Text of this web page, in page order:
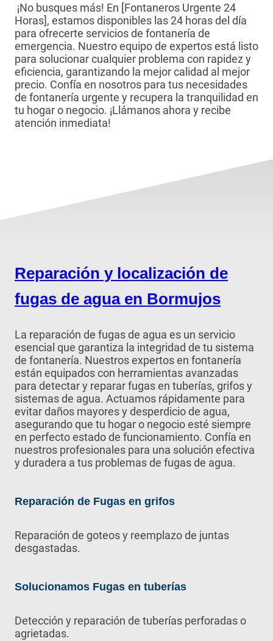
¡No busques más! En [Fontaneros Urgente 24
Horas], estamos disponibles las 24 horas del día
para ofrecerte servicios de fontanería de
emergencia. Nuestro equipo de expertos está listo
para solucionar cualquier problema con rapidez y
eficiencia, garantizando la mejor calidad al mejor
precio. Confía en nosotros para tus necesidades
de fontanería urgente y recupera la tranquilidad en
tu hogar o negocio. ¡Llámanos ahora y recibe
atención inmediata!
Reparación y localización de
fugas de agua en Bormujos
La reparación de fugas de agua es un servicio
esencial que garantiza la integridad de tu sistema
de fontanería. Nuestros expertos en fontanería
están equipados con herramientas avanzadas
para detectar y reparar fugas en tuberías, grifos y
sistemas de agua. Actuamos rápidamente para
evitar daños mayores y desperdicio de agua,
asegurando que tu hogar o negocio esté siempre
en perfecto estado de funcionamiento. Confía en
nuestros profesionales para una solución efectiva
y duradera a tus problemas de fugas de agua.
Reparación de Fugas en grifos
Reparación de goteos y reemplazo de juntas
desgastadas.
Solucionamos Fugas en tuberías
Detección y reparación de tuberías perforadas o
agrietadas.